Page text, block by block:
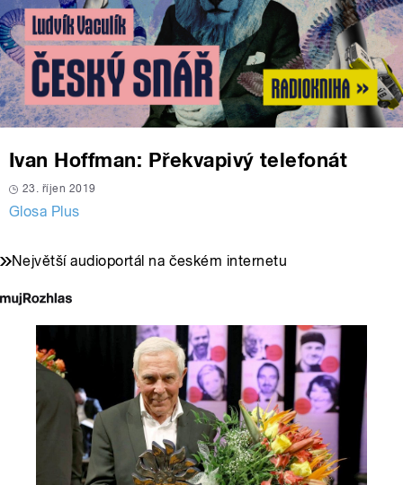
Ivan Hoffman: Překvapivý telefonát
23. říjen 2019
Glosa Plus
Největší audioportál na českém internetu